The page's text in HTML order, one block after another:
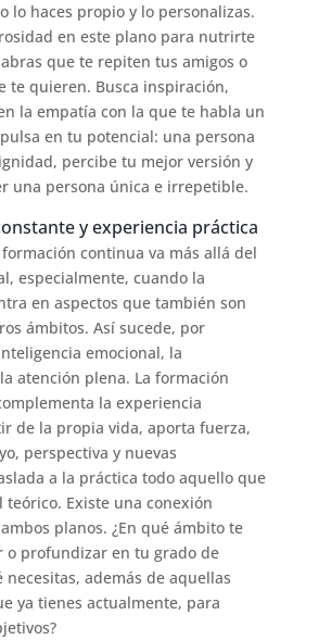
lo haces propio y lo personalizas.
en este plano para nutrirte
que te repiten tus amigos o
te quieren. Busca inspiración,
la empatía con la que te habla un
en tu potencial: una persona
percibe tu mejor versión y
una persona única e irrepetible.
y experiencia práctica
continua va más allá del
especialmente, cuando la
en aspectos que también son
ámbitos. Así sucede, por
emocional, la
atención plena. La formación
la experiencia
de la propia vida, aporta fuerza,
perspectiva y nuevas
a la práctica todo aquello que
teórico. Existe una conexión
planos. ¿En qué ámbito te
o profundizar en tu grado de
necesitas, además de aquellas
ya tienes actualmente, para